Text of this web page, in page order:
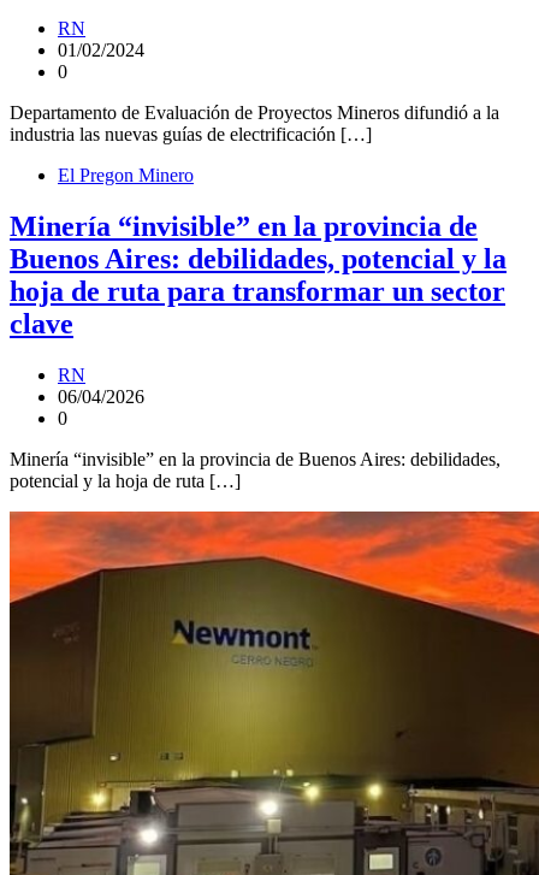
RN
01/02/2024
0
Departamento de Evaluación de Proyectos Mineros difundió a la
industria las nuevas guías de electrificación […]
El Pregon Minero
Minería “invisible” en la provincia de
Buenos Aires: debilidades, potencial y la
hoja de ruta para transformar un sector
clave
RN
06/04/2026
0
Minería “invisible” en la provincia de Buenos Aires: debilidades,
potencial y la hoja de ruta […]